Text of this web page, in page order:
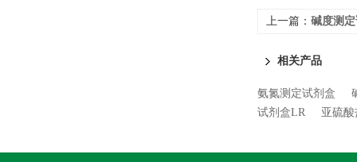
上一篇： 碱度测
相关产品
氨氮测定试剂盒
试剂盒LR
亚硫